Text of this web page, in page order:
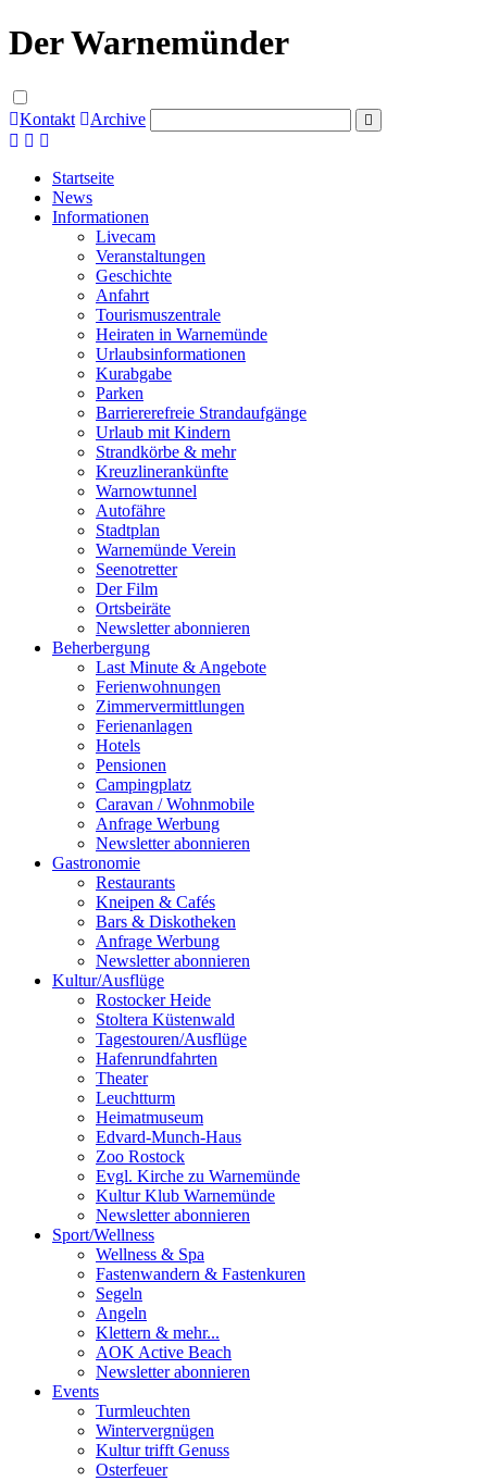
Der Warnemünder
Kontakt Archive
Startseite
News
Informationen
Livecam
Veranstaltungen
Geschichte
Anfahrt
Tourismuszentrale
Heiraten in Warnemünde
Urlaubsinformationen
Kurabgabe
Parken
Barriererefreie Strandaufgänge
Urlaub mit Kindern
Strandkörbe & mehr
Kreuzlinerankünfte
Warnowtunnel
Autofähre
Stadtplan
Warnemünde Verein
Seenotretter
Der Film
Ortsbeiräte
Newsletter abonnieren
Beherbergung
Last Minute & Angebote
Ferienwohnungen
Zimmervermittlungen
Ferienanlagen
Hotels
Pensionen
Campingplatz
Caravan / Wohnmobile
Anfrage Werbung
Newsletter abonnieren
Gastronomie
Restaurants
Kneipen & Cafés
Bars & Diskotheken
Anfrage Werbung
Newsletter abonnieren
Kultur/Ausflüge
Rostocker Heide
Stoltera Küstenwald
Tagestouren/Ausflüge
Hafenrundfahrten
Theater
Leuchtturm
Heimatmuseum
Edvard-Munch-Haus
Zoo Rostock
Evgl. Kirche zu Warnemünde
Kultur Klub Warnemünde
Newsletter abonnieren
Sport/Wellness
Wellness & Spa
Fastenwandern & Fastenkuren
Segeln
Angeln
Klettern & mehr...
AOK Active Beach
Newsletter abonnieren
Events
Turmleuchten
Wintervergnügen
Kultur trifft Genuss
Osterfeuer